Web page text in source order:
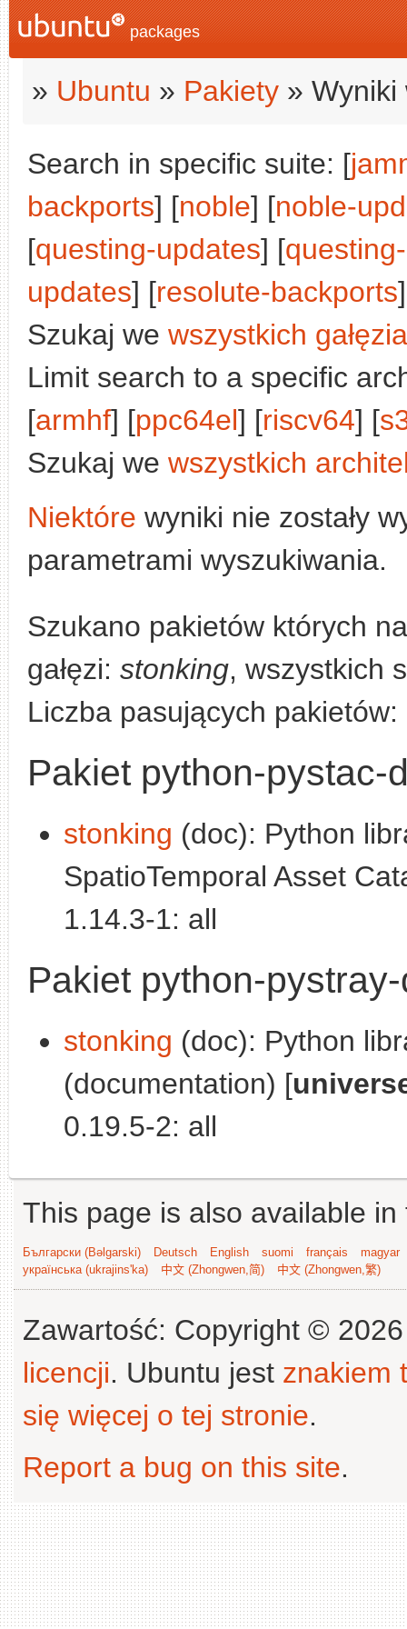
packages
» Ubuntu » Pakiety » Wyniki
Search in specific suite: [
backports] [noble] [noble-
[questing-updates] [
updates] [resolute-backports
Szukaj we wszystkich
Limit search to a specific
[armhf] [ppc64el] [riscv64] [
Szukaj we wszystkich
Niektóre wyniki nie zostały
parametrami wyszukiwania.
Szukano pakietów których
gałęzi: stonking, wszystkich
Liczba pasujących pakietów:
Pakiet python-pystac-
stonking (doc): Python
SpatioTemporal Asset
1.14.3-1: all
Pakiet python-
stonking (doc): Python
(documentation) [
0.19.5-2: all
This page is also available
Български (Bəlgarski) Deutsch English suomi français
magyar
українська (ukrajins'ka)
中文 (Zhongwen,简) 中文 (Zhongwen,繁)
Zawartość: Copyright ©
licencji. Ubuntu jest znakiem
się więcej o tej stronie.
Report a bug on this site.